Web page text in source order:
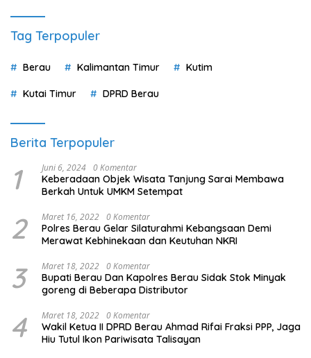
Tag Terpopuler
Berau Kalimantan Timur Kutim
Kutai Timur DPRD Berau
Berita Terpopuler
1 Juni 6, 2024 0 Komentar
Keberadaan Objek Wisata Tanjung Sarai Membawa
Berkah Untuk UMKM Setempat
2 Maret 16, 2022 0 Komentar
Polres Berau Gelar Silaturahmi Kebangsaan Demi
Merawat Kebhinekaan dan Keutuhan NKRI
3 Maret 18, 2022 0 Komentar
Bupati Berau Dan Kapolres Berau Sidak Stok Minyak
goreng di Beberapa Distributor
4 Maret 18, 2022 0 Komentar
Wakil Ketua II DPRD Berau Ahmad Rifai Fraksi PPP, Jaga
Hiu Tutul Ikon Pariwisata Talisayan